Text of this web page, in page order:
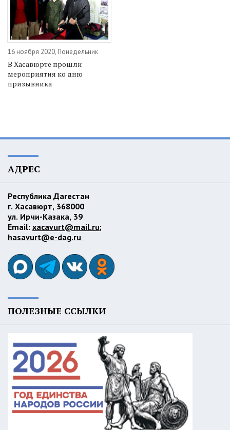
16 ноября 2020, Понедельник
В Хасавюрте прошли
мероприятия ко дню
призывника
АДРЕС
Республика Дагестан
г. Хасавюрт, 368000
ул. Ирчи-Казака, 39
Email: xacavurt@mail.ru;
hasavurt@e-dag.ru
ПОЛЕЗНЫЕ ССЫЛКИ